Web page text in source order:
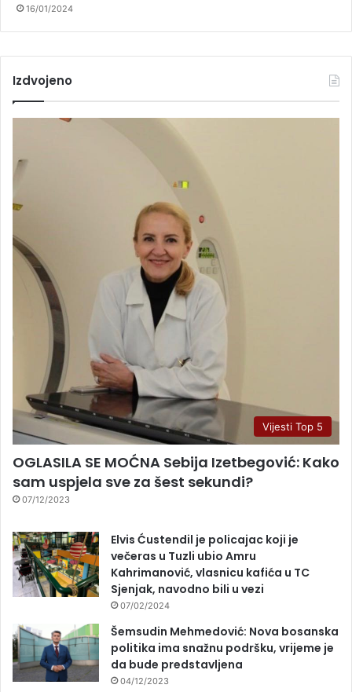
16/01/2024
Izdvojeno
Vijesti Top 5
OGLASILA SE MOĆNA Sebija Izetbegović: Kako
sam uspjela sve za šest sekundi?
07/12/2023
Elvis Ćustendil je policajac koji je
večeras u Tuzli ubio Amru
Kahrimanović, vlasnicu kafića u TC
Sjenjak, navodno bili u vezi
07/02/2024
Šemsudin Mehmedović: Nova bosanska
politika ima snažnu podršku, vrijeme je
da bude predstavljena
04/12/2023